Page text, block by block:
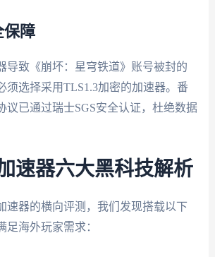
保障
导致《崩坏：星穹铁道》账号被封的
须选择采用TLS1.3加密的加速器。番
议已通过瑞士SGS安全认证，杜绝数据
速器六大黑科技解析
速器的横向评测，我们发现搭载以下
足海外玩家需求：